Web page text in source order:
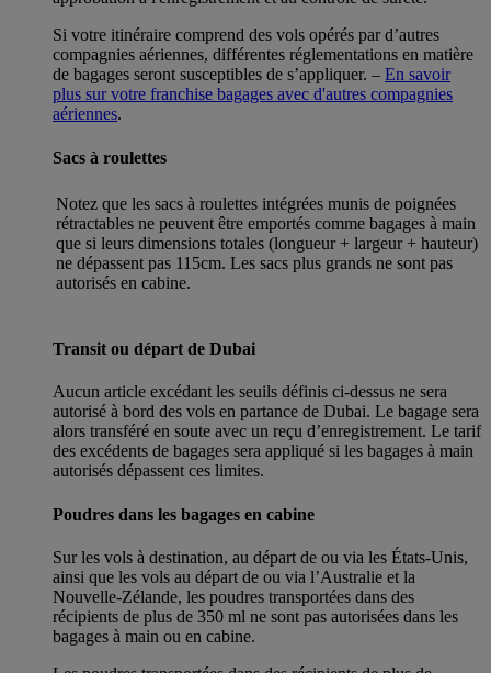
Si votre itinéraire comprend des vols opérés par d’autres
compagnies aériennes, différentes réglementations en matière
de bagages seront susceptibles de s’appliquer. – En savoir
plus sur votre franchise bagages avec d'autres compagnies
aériennes.
Sacs à roulettes
Notez que les sacs à roulettes intégrées munis de poignées
rétractables ne peuvent être emportés comme bagages à main
que si leurs dimensions totales (longueur + largeur + hauteur)
ne dépassent pas 115cm. Les sacs plus grands ne sont pas
autorisés en cabine.
Transit ou départ de Dubai
Aucun article excédant les seuils définis ci-dessus ne sera
autorisé à bord des vols en partance de Dubai. Le bagage sera
alors transféré en soute avec un reçu d’enregistrement. Le tarif
des excédents de bagages sera appliqué si les bagages à main
autorisés dépassent ces limites.
Poudres dans les bagages en cabine
Sur les vols à destination, au départ de ou via les États-Unis,
ainsi que les vols au départ de ou via l’Australie et la
Nouvelle-Zélande, les poudres transportées dans des
récipients de plus de 350 ml ne sont pas autorisées dans les
bagages à main ou en cabine.